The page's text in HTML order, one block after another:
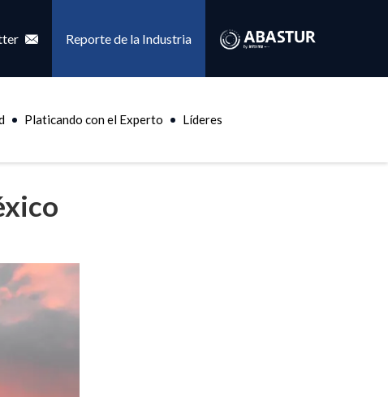
Reporte de la Industria
Platicando con el Experto Líderes